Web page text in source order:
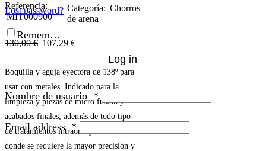
Lost password?
Remember Me
Log in
Nombre de usuario *
Email address*
Referencia:
MIT000900
Categoría: Chorros
de arena
130,00€ 107,29 €
Boquilla y aguja eyectora de 138º para
usar con metales. Indicado para la
limpieza y piezas de micro fusión y
acabados finales, además de todo tipo
de tratamientos intraoral y extraoral
donde se requiere la mayor precisión y